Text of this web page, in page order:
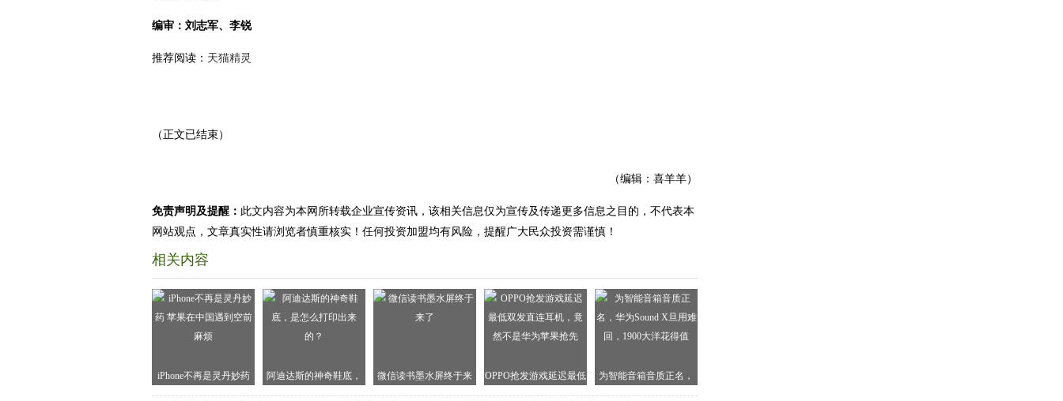
编审：刘志军、李锐
推荐阅读： 天猫精灵
（正文已结束）
（编辑：喜羊羊）
免责声明及提醒： 此文内容为本网所转载企业宣传资讯，该相关信息仅为宣传及传递更多信息之目的，不代表本
网站观点，文章真实性请浏览者慎重核实！任何投资加盟均有风险，提醒广大民众投资需谨慎！
相关内容
iPhone不再是灵丹妙药
苹果在中国遇到空前麻
阿迪达斯的神奇鞋底，
是怎么打印出来的？
微信读书墨水屏终于来
了
OPPO抢发游戏延迟最低
双发直连耳机，竟然不
为智能音箱音质正名，
华为Sound X旦用难回，